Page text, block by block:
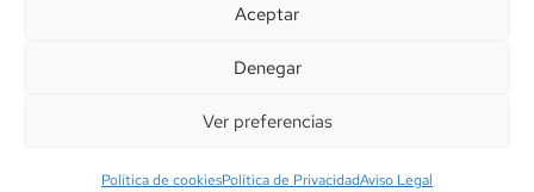
Aceptar
Denegar
Ver preferencias
Política de cookiesPolítica de PrivacidadAviso Legal
© 2026 Copyright Indalo Claraboyas |
accesibilidad|Sostenibilidad